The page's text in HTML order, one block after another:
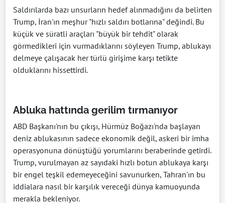
Saldırılarda bazı unsurların hedef alınmadığını da belirten
Trump, İran'ın meşhur "hızlı saldırı botlarına" değindi. Bu
küçük ve süratli araçları "büyük bir tehdit" olarak
görmedikleri için vurmadıklarını söyleyen Trump, ablukayı
delmeye çalışacak her türlü girişime karşı tetikte
olduklarını hissettirdi.
Abluka hattında gerilim tırmanıyor
ABD Başkanı'nın bu çıkışı, Hürmüz Boğazı'nda başlayan
deniz ablukasının sadece ekonomik değil, askeri bir imha
operasyonuna dönüştüğü yorumlarını beraberinde getirdi.
Trump, vurulmayan az sayıdaki hızlı botun ablukaya karşı
bir engel teşkil edemeyeceğini savunurken, Tahran'ın bu
iddialara nasıl bir karşılık vereceği dünya kamuoyunda
merakla bekleniyor.